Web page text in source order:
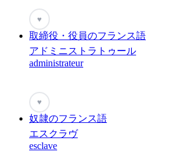
♥
取締役・役員のフランス語
アドミニストラトゥール
administrateur
♥
奴隷のフランス語
エスクラヴ
esclave